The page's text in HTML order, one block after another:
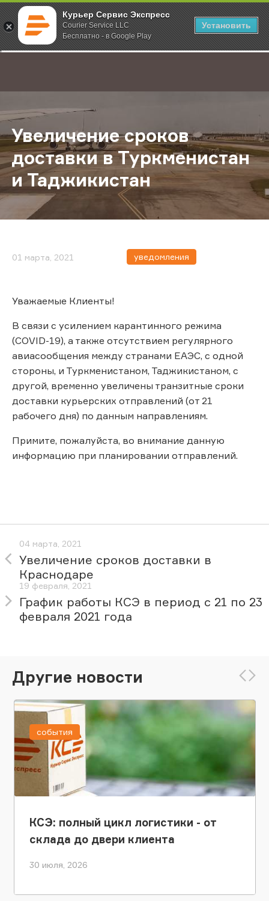
Курьер Сервис Экспресс
Courier Service LLC
Бесплатно - в Google Play
Установить
;
Главная О компании Новости Увеличение сроков доставки в
Увеличение сроков
доставки в Туркменистан
и Таджикистан
01 марта, 2021 уведомления
Уважаемые Клиенты!
В связи с усилением карантинного режима
(COVID-19), а также отсутствием регулярного
авиасообщения между странами ЕАЭС, с одной
стороны, и Туркменистаном, Таджикистаном, с
другой, временно увеличены транзитные сроки
доставки курьерских отправлений (от 21
рабочего дня) по данным направлениям.
Примите, пожалуйста, во внимание данную
информацию при планировании отправлений.
04 марта, 2021
Увеличение сроков доставки в
Краснодаре
19 февраля, 2021
График работы КСЭ в период с 21 по 23
февраля 2021 года
Другие новости
КСЭ: полный цикл логистики - от
склада до двери клиента
30 июля, 2026
события